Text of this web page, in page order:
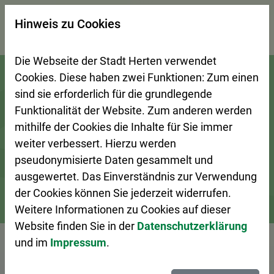
Zur Startseite (Schnelltaste 0)
Zum Seitenanfang springen (Schnelltaste A)
Zur Navigation/Menü springen (Schnelltaste M)
Zur Suche springen (Schnelltaste 8)
Zum Inhalt springen (Schnelltaste I)
Zum Fußbereich springen (Schnelltaste Z)
Bürgerservice Dienstleistungen A–Z
Vorlesen
Suchseite mit Schnellsuche
Hinweis zu Cookies
Die Webseite der Stadt Herten verwendet
Cookies. Diese haben zwei Funktionen: Zum einen
sind sie erforderlich für die grundlegende
Funktionalität der Website. Zum anderen werden
mithilfe der Cookies die Inhalte für Sie immer
weiter verbessert. Hierzu werden
pseudonymisierte Daten gesammelt und
ausgewertet. Das Einverständnis zur Verwendung
der Cookies können Sie jederzeit widerrufen.
Weitere Informationen zu Cookies auf dieser
Website finden Sie in der Datenschutzerklärung
und im Impressum.